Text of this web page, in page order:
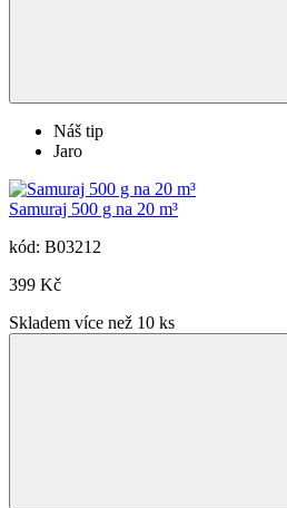
Náš tip
Jaro
Samuraj 500 g na 20 m³
kód: B03212
399 Kč
Skladem více než 10 ks